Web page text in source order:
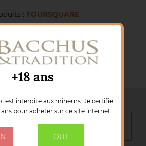
: FOURSQUARE
souhaits
DU PRODUIT
+18 ans
est interdite aux mineurs. Je certifie
ans pour acheter sur ce site internet.
OUI